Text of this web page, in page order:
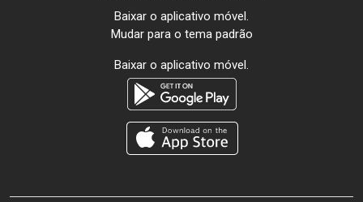
Baixar o aplicativo móvel.
Mudar para o tema padrão
Baixar o aplicativo móvel.